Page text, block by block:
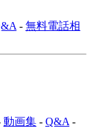
- 無料電話相
動画集 - Q&A -